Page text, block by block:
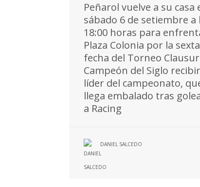
Peñarol vuelve a su casa
sábado 6 de setiembre a
18:00 horas para
Plaza Colonia por la sexta
fecha del Torneo
Campeón del Siglo
líder del campeonato,
llega embalado tras
a Racing
DANIEL SALCEDO